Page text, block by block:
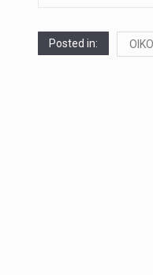
Posted in: